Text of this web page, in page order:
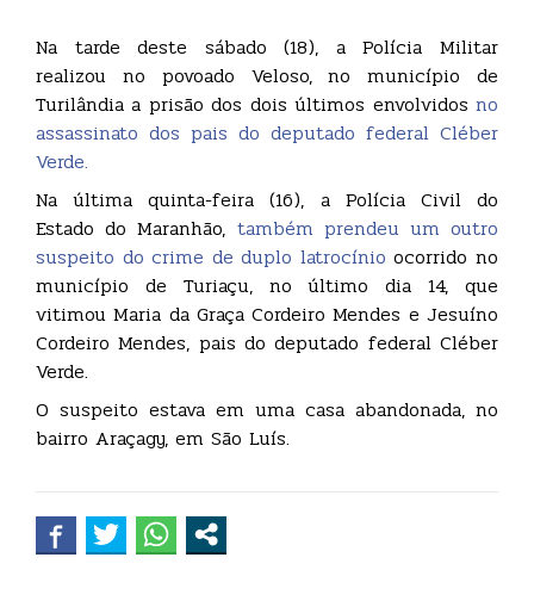
Na tarde deste sábado (18), a Polícia Militar
realizou no povoado Veloso, no município de
Turilândia a prisão dos dois últimos envolvidos no
assassinato dos pais do deputado federal Cléber
Verde.
Na última quinta-feira (16), a Polícia Civil do
Estado do Maranhão, também prendeu um outro
suspeito do crime de duplo latrocínio ocorrido no
município de Turiaçu, no último dia 14, que
vitimou Maria da Graça Cordeiro Mendes e Jesuíno
Cordeiro Mendes, pais do deputado federal Cléber
Verde.
O suspeito estava em uma casa abandonada, no
bairro Araçagy, em São Luís.